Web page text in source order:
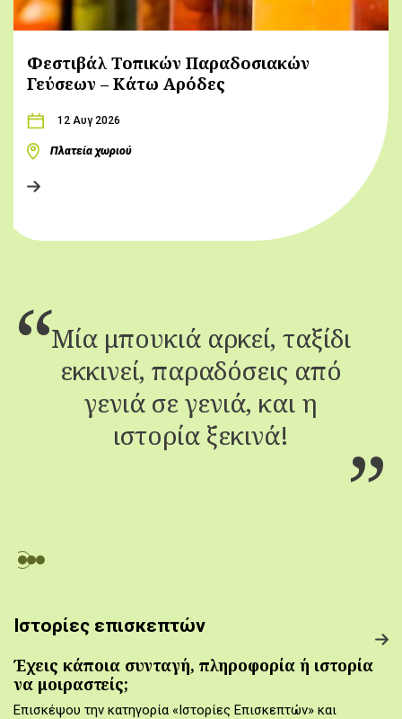
Φεστιβάλ Τοπικών Παραδοσιακών
Γεύσεων – Κάτω Αρόδες
12 Αυγ 2026
Πλατεία χωριού
Μία μπουκιά αρκεί, ταξίδι
εκκινεί, παραδόσεις από
γενιά σε γενιά, και η
ιστορία ξεκινά!
Ιστορίες επισκεπτών
Έχεις κάποια συνταγή, πληροφορία ή ιστορία
να μοιραστείς;
Επισκέψου την κατηγορία «Ιστορίες Επισκεπτών» και